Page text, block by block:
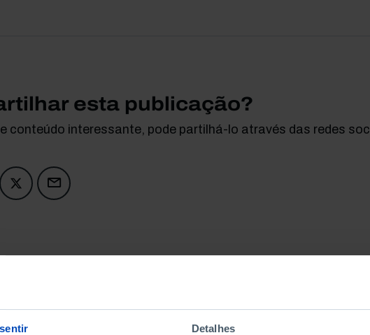
Detalhes
esta publicação?
conteúdo interessante, pode partilhá-lo através das redes